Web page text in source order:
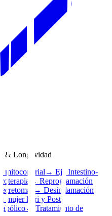
& Longevidad
mitocondrial → Eje Intestino-
→ Reprogramación
Secretomas → Desinflamación
mujer Peri y Post
→ Tratamiento de